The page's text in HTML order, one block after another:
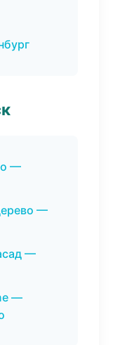
—
—
—
—